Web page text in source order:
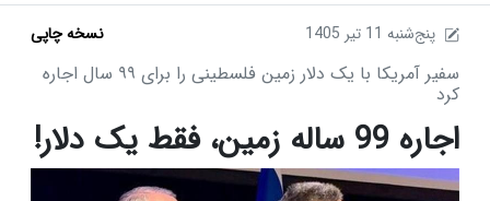
1405 پنج‌شنبه 11 تير نسخه چاپی
سفیر آمریکا با یک دلار زمین فلسطینی را برای ۹۹ سال اجاره
کرد
اجاره 99 ساله زمین، فقط یک دلار!